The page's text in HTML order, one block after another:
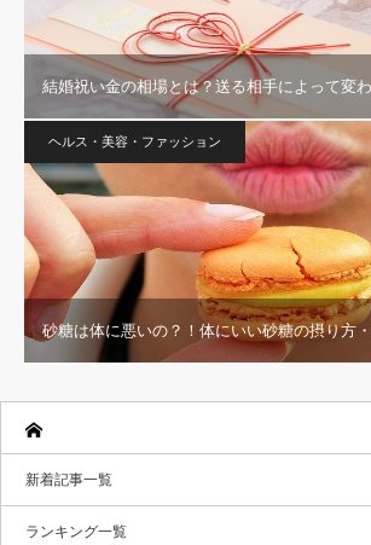
結婚祝い金の相場とは？送る相手によって変
ヘルス・美容・ファッション
砂糖は体に悪いの？！体にいい砂糖の摂り方
新着記事一覧
ランキング一覧